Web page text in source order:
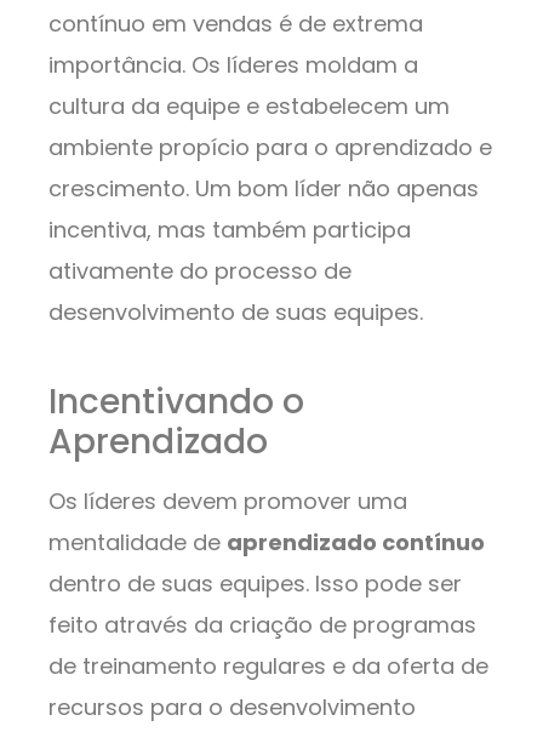
contínuo em vendas é de extrema
importância. Os líderes moldam a
cultura da equipe e estabelecem um
ambiente propício para o aprendizado e
crescimento. Um bom líder não apenas
incentiva, mas também participa
ativamente do processo de
desenvolvimento de suas equipes.
Incentivando o
Aprendizado
Os líderes devem promover uma
mentalidade de aprendizado contínuo
dentro de suas equipes. Isso pode ser
feito através da criação de programas
de treinamento regulares e da oferta de
recursos para o desenvolvimento